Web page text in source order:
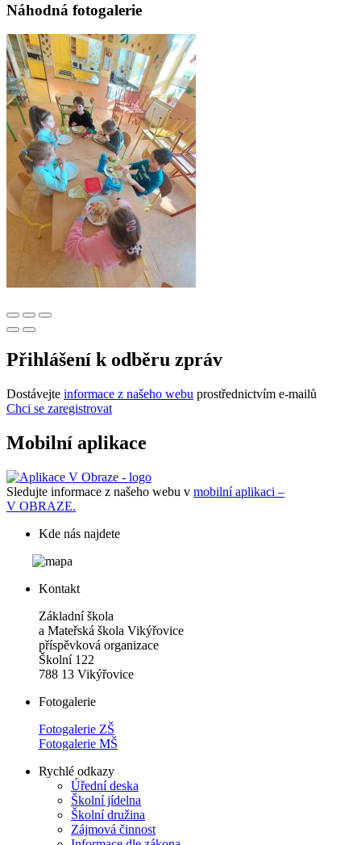
Náhodná fotogalerie
Přihlášení k odběru zpráv
Dostávejte informace z našeho webu prostřednictvím e-mailů
Chci se zaregistrovat
Mobilní aplikace
Sledujte informace z našeho webu v mobilní aplikaci –
V OBRAZE.
Kde nás najdete
Kontakt
Základní škola
a Mateřská škola Vikýřovice
příspěvková organizace
Školní 122
788 13 Vikýřovice
Fotogalerie
Fotogalerie ZŠ
Fotogalerie MŠ
Rychlé odkazy
Úřední deska
Školní jídelna
Školní družina
Zájmová činnost